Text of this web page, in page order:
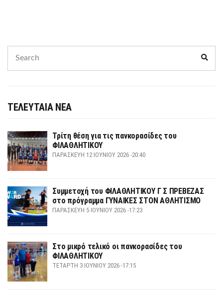
for:
ΤΕΛΕΥΤΑΙΑ ΝΕΑ
Τρίτη θέση για τις πανκορασίδες του
ΦΙΛΑΘΛΗΤΙΚΟΥ
ΠΑΡΑΣΚΕΥΉ 12 ΙΟΥΝΊΟΥ 2026 -20:40
Συμμετοχή του ΦΙΛΑΘΛΗΤΙΚΟΥ Γ Σ ΠΡΕΒΕΖΑΣ
στο πρόγραμμα ΓΥΝΑΙΚΕΣ ΣΤΟΝ ΑΘΛΗΤΙΣΜΟ
ΠΑΡΑΣΚΕΥΉ 5 ΙΟΥΝΊΟΥ 2026 -17:23
Στο μικρό τελικό οι πανκορασίδες του
ΦΙΛΑΘΛΗΤΙΚΟΥ
ΤΕΤΆΡΤΗ 3 ΙΟΥΝΊΟΥ 2026 -17:15